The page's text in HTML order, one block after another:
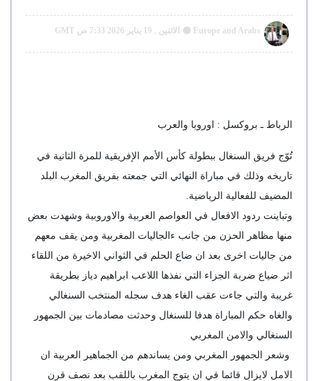
Europe and Arabs الاثنين , 19 يناير 2026 7:33 ص GMT
الرباط ـ بروكسل : اوروبا والعرب
تُوّج فريق السنغال ببطولة كأس الأمم الإفريقية للمرة الثانية في
تاريخه وذلك في مباراة النهائي التي جمعته بفريق المغرب البلد
المضيف للفعالية الرياضية.
وتباينت ردود الافعال في العواصم العربية والاوروبية وشهدت بعض
منها مظاهر الحزن من جانب ءالجاليات المغربية ومن يقف معهم
من جاليات اخرى بعد ان ضاع الحلم في الثواني الاخيرة من اللقاء
اثر ضياع ضربة الجزاء التي نفذها اللاعب ابراهيم دياز بطريقة
غريبة والتي جاءت عقب الغاء هدف سجله المنتخب السنغالي
والغاه حكم المباراة هدفا للسنغال وحدثت مصادمات بين الجمهور
السنغالي والامن المغربي
وشعر الجمهور المغربي ومن يساندهم من الجماهير العربية ان
الامل لايزال قائما في ان يتوج المغرب باللقب بعد نصف قرن